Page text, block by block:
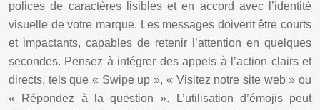
polices de caractères lisibles et en accord avec l’identité
visuelle de votre marque. Les messages doivent être courts
et impactants, capables de retenir l’attention en quelques
secondes. Pensez à intégrer des appels à l’action clairs et
directs, tels que « Swipe up », « Visitez notre site web » ou
« Répondez à la question ». L’utilisation d’émojis peut